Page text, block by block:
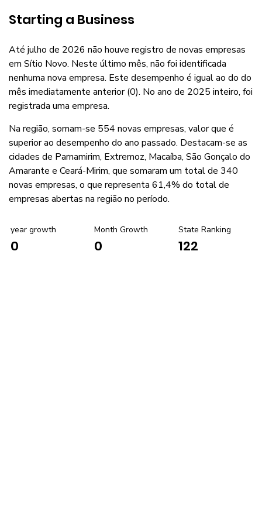
Starting a Business
Até julho de 2026 não houve registro de novas empresas
em Sítio Novo. Neste último mês, não foi identificada
nenhuma nova empresa. Este desempenho é igual ao do do
mês imediatamente anterior (0). No ano de 2025 inteiro, foi
registrada uma empresa.
Na região, somam-se 554 novas empresas, valor que é
superior ao desempenho do ano passado. Destacam-se as
cidades de Parnamirim, Extremoz, Macaíba, São Gonçalo do
Amarante e Ceará-Mirim, que somaram um total de 340
novas empresas, o que representa 61,4% do total de
empresas abertas na região no período.
year growth
0
Month Growth
0
State Ranking
122